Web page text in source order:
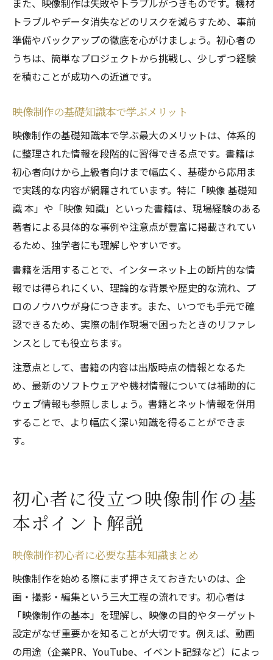
また、映像制作は失敗やトラブルがつきものです。機材
トラブルやデータ消失などのリスクを減らすため、事前
準備やバックアップの徹底を心がけましょう。初心者の
うちは、簡単なプロジェクトから挑戦し、少しずつ経験
を積むことが成功への近道です。
映像制作の基礎知識本で学ぶメリット
映像制作の基礎知識本で学ぶ最大のメリットは、体系的
に整理された情報を段階的に習得できる点です。書籍は
初心者向けから上級者向けまで幅広く、基礎から応用ま
で実践的な内容が網羅されています。特に「映像 基礎知
識 本」や「映像 知識」といった書籍は、現場経験のある
著者による具体的な事例や注意点が豊富に掲載されてい
るため、独学者にも理解しやすいです。
書籍を活用することで、インターネット上の断片的な情
報では得られにくい、理論的な背景や歴史的な流れ、プ
ロのノウハウが身につきます。また、いつでも手元で確
認できるため、実際の制作現場で困ったときのリファレ
ンスとしても役立ちます。
注意点として、書籍の内容は出版時点の情報となるた
め、最新のソフトウェアや機材情報については補助的に
ウェブ情報も参照しましょう。書籍とネット情報を併用
することで、より幅広く深い知識を得ることができま
す。
初心者に役立つ映像制作の基
本ポイント解説
映像制作初心者に必要な基本知識まとめ
映像制作を始める際にまず押さえておきたいのは、企
画・撮影・編集という三大工程の流れです。初心者は
「映像制作の基本」を理解し、映像の目的やターゲット
設定がなぜ重要かを知ることが大切です。例えば、動画
の用途（企業PR、YouTube、イベント記録など）によっ